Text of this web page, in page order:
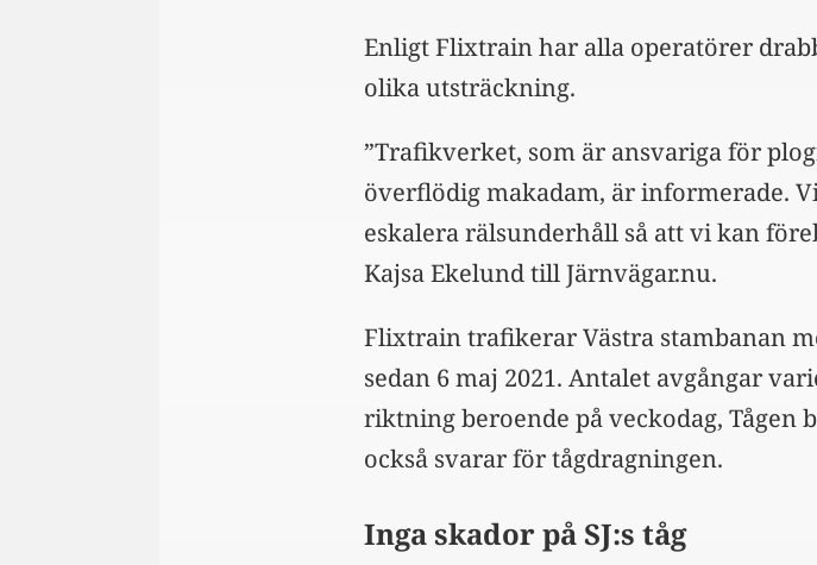
Enligt Flixtrain har alla operatörer
olika utsträckning.
”Trafikverket, som är ansvariga för
överflödig makadam, är informerade.
eskalera rälsunderhåll så att vi kan
Kajsa Ekelund till Järnvägar.nu.
Flixtrain trafikerar Västra stambanan
sedan 6 maj 2021. Antalet avgångar
riktning beroende på veckodag, Tågen
också svarar för tågdragningen.
Inga skador på SJ:s tåg